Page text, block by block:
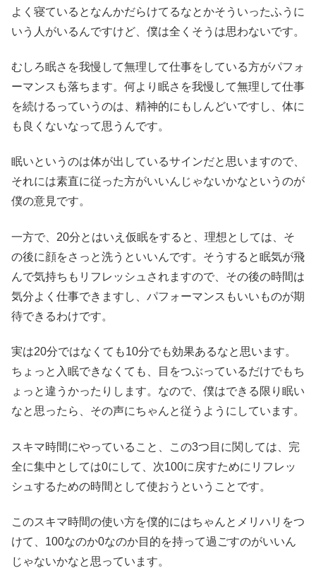
よく寝ているとなんかだらけてるなとかそういったふうに
いう人がいるんですけど、僕は全くそうは思わないです。
むしろ眠さを我慢して無理して仕事をしている方がパフォ
ーマンスも落ちます。何より眠さを我慢して無理して仕事
を続けるっていうのは、精神的にもしんどいですし、体に
も良くないなって思うんです。
眠いというのは体が出しているサインだと思いますので、
それには素直に従った方がいいんじゃないかなというのが
僕の意見です。
一方で、20分とはいえ仮眠をすると、理想としては、そ
の後に顔をさっと洗うといいんです。そうすると眠気が飛
んで気持ちもリフレッシュされますので、その後の時間は
気分よく仕事できますし、パフォーマンスもいいものが期
待できるわけです。
実は20分ではなくても10分でも効果あるなと思います。
ちょっと入眠できなくても、目をつぶっているだけでもち
ょっと違うかったりします。なので、僕はできる限り眠い
なと思ったら、その声にちゃんと従うようにしています。
スキマ時間にやっていること、この3つ目に関しては、完
全に集中としては0にして、次100に戻すためにリフレッ
シュするための時間として使おうということです。
このスキマ時間の使い方を僕的にはちゃんとメリハリをつ
けて、100なのか0なのか目的を持って過ごすのがいいん
じゃないかなと思っています。